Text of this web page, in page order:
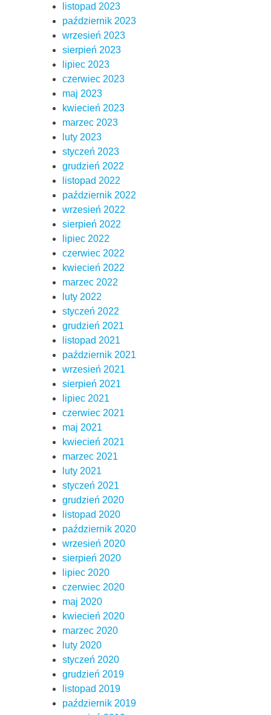
listopad 2023
październik 2023
wrzesień 2023
sierpień 2023
lipiec 2023
czerwiec 2023
maj 2023
kwiecień 2023
marzec 2023
luty 2023
styczeń 2023
grudzień 2022
listopad 2022
październik 2022
wrzesień 2022
sierpień 2022
lipiec 2022
czerwiec 2022
kwiecień 2022
marzec 2022
luty 2022
styczeń 2022
grudzień 2021
listopad 2021
październik 2021
wrzesień 2021
sierpień 2021
lipiec 2021
czerwiec 2021
maj 2021
kwiecień 2021
marzec 2021
luty 2021
styczeń 2021
grudzień 2020
listopad 2020
październik 2020
wrzesień 2020
sierpień 2020
lipiec 2020
czerwiec 2020
maj 2020
kwiecień 2020
marzec 2020
luty 2020
styczeń 2020
grudzień 2019
listopad 2019
październik 2019